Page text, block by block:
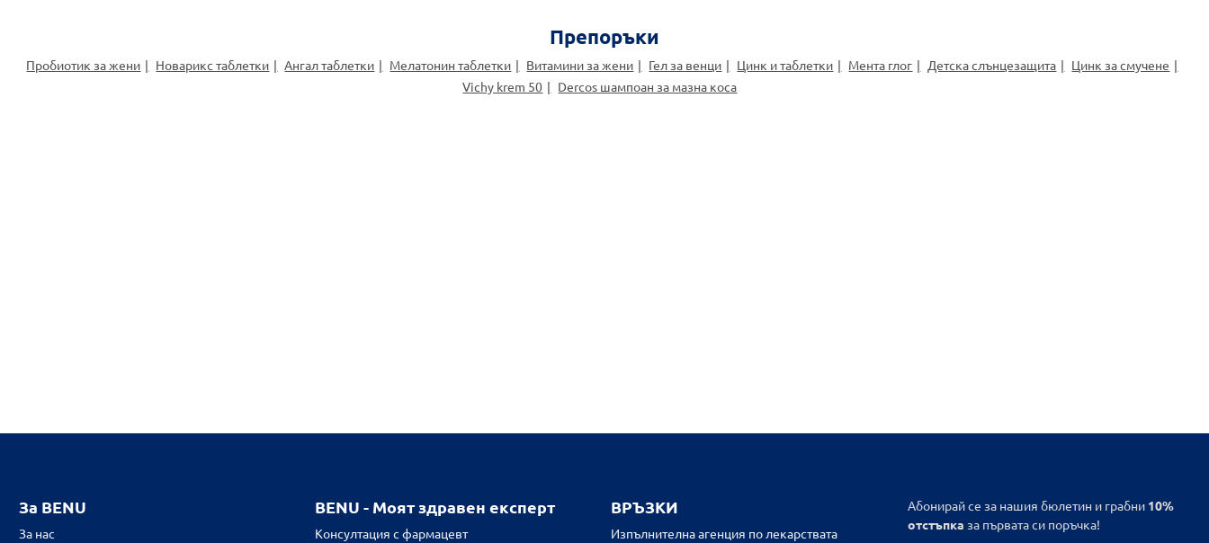
Препоръки
Пробиотик за жени Новарикс таблетки Ангал таблетки Мелатонин таблетки Витамини за жени Гел за венци Цинк и таблетки Мента глог Детска слънцезащита
Цинк за смучене
Vichy krem 50
Dercos шампоан за мазна коса
За BENU
За нас
BENU - Моят здравен експерт
Консултация с фармацевт
ВРЪЗКИ
Изпълнителна агенция по лекарствата
Абонирай се за нашия бюлетин и грабни 10%
отстъпка за първата си поръчка!